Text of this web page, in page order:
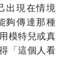
出現在情境
夠傳達那種
模特兒或真
「這個人看